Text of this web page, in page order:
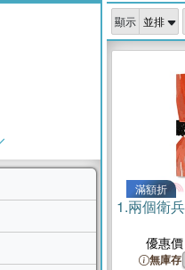
顯示
滿額折
1.兩個衛兵
優惠價
無庫存